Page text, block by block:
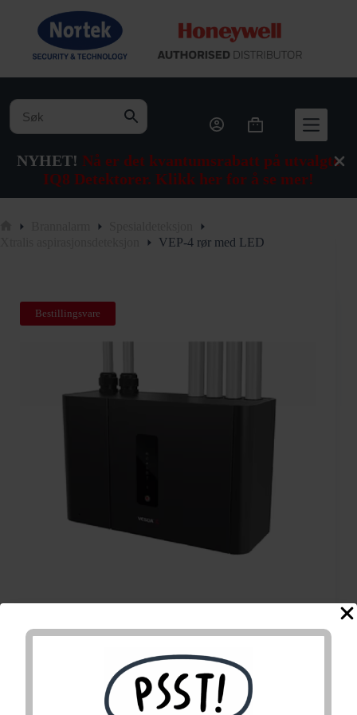
NYHET! Nå er det kvantumsrabatt på utvalgte
IQ8 Detektorer. Klikk her for å se mer!
innholdet
Handlekurv
VEP-4 rør med LED
Bestillingsvare
VEP-4 rør med LED
Vesda VEP er etterkommeren til Vesda Laser Plus med
flere smarte forbedringer. VEP benytter Flair